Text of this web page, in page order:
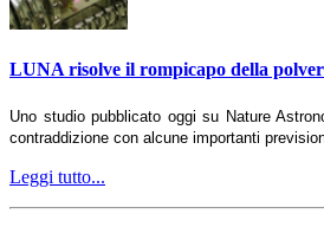
LUNA risolve il rompicapo della
Uno studio pubblicato oggi su Nature
contraddizione con alcune importanti
Leggi tutto...